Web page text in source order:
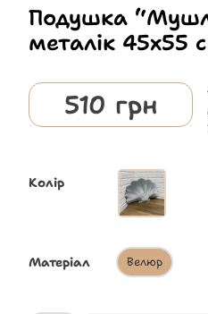
Подушка
металік 45х55
510 грн
Колір
Матеріал Велюр